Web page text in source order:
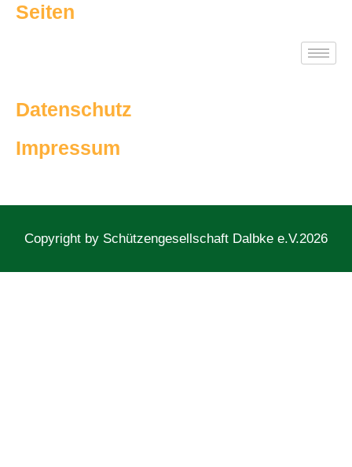
Seiten
Datenschutz
Impressum
Copyright by Schützengesellschaft Dalbke e.V.2026